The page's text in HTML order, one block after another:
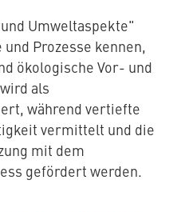
Umweltaspekte"
Prozesse kennen,
ökologische Vor- und
als
während vertiefte
vermittelt und die
mit dem
gefördert werden.